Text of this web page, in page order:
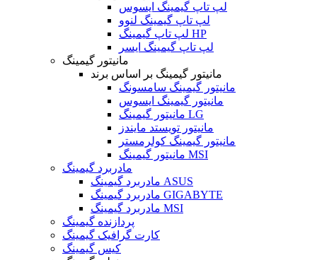
لپ تاپ گیمینگ ایسوس
لپ تاپ گیمینگ لنوو
لپ تاپ گیمینگ HP
لپ تاپ گیمینگ ایسر
مانیتور گیمینگ
مانیتور گیمینگ بر اساس برند
مانیتور گیمینگ سامسونگ
مانیتور گیمینگ ایسوس
مانیتور گیمینگ LG
مانیتور تویستد مایندز
مانیتور گیمینگ کولرمستر
مانیتور گیمینگ MSI
مادربرد گیمینگ
مادربرد گیمینگ ASUS
مادربرد گیمینگ GIGABYTE
مادربرد گیمینگ MSI
پردازنده گیمینگ
کارت گرافیک گیمینگ
کیس گیمینگ